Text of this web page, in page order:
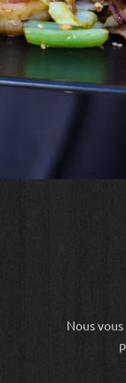
Nous